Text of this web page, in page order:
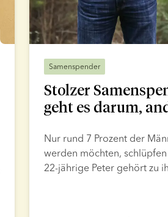
Samenspender
Stolzer
geht es darum,
Nur rund 7 Prozent der
werden möchten,
22-jährige Peter gehört zu